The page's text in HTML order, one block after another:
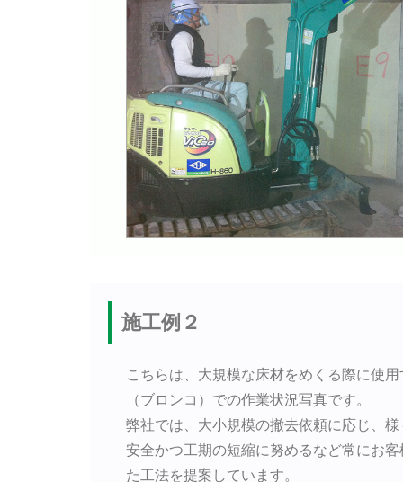
施工例２
こちらは、大規模な床材をめくる際に使
（ブロンコ）での作業状況写真です。
弊社では、大小規模の撤去依頼に応じ、
安全かつ工期の短縮に努めるなど常にお
た工法を提案しています。